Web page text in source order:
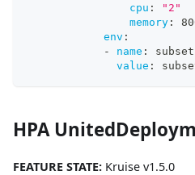
cpu :
"2"
memory :
env :
-
name :
subset
value :
HPA
FEATURE STATE: Kruise v1.5.0